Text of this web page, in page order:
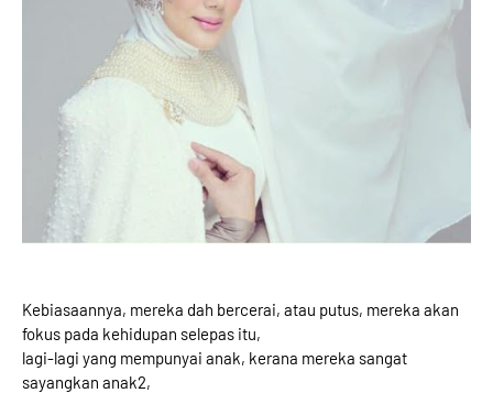
Kebiasaannya, mereka dah bercerai, atau putus, mereka akan
fokus pada kehidupan selepas itu,
lagi-lagi yang mempunyai anak, kerana mereka sangat
sayangkan anak2,